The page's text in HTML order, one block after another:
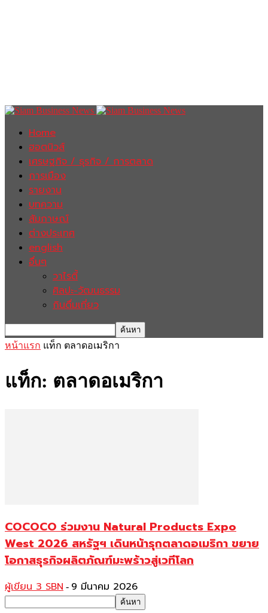
Home
ฮอตนิวส์
เศรษฐกิจ / ธุรกิจ / การตลาด
การเมือง
รายงาน
บทความ
สัมภาษณ์
ต่างประเทศ
english
อื่นๆ
วาไรตี้
ศิลปะ-วัฒนธรรม
กินดื่มเที่ยว
หน้าแรก แท็ก ตลาดอเมริกา
แท็ก: ตลาดอเมริกา
COCOCO ร่วมงาน Natural Products Expo
West 2026 สหรัฐฯ เดินหน้ารุกตลาดอเมริกา ขยาย
โอกาสธุรกิจผลิตภัณฑ์มะพร้าวสู่เวทีโลก
ผู้เขียน 3 SBN - 9 มีนาคม 2026